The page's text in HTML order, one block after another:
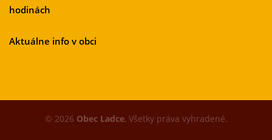
hodinách
Aktuálne info v obci
© 2026 Obec Ladce, Všetky práva vyhradené.